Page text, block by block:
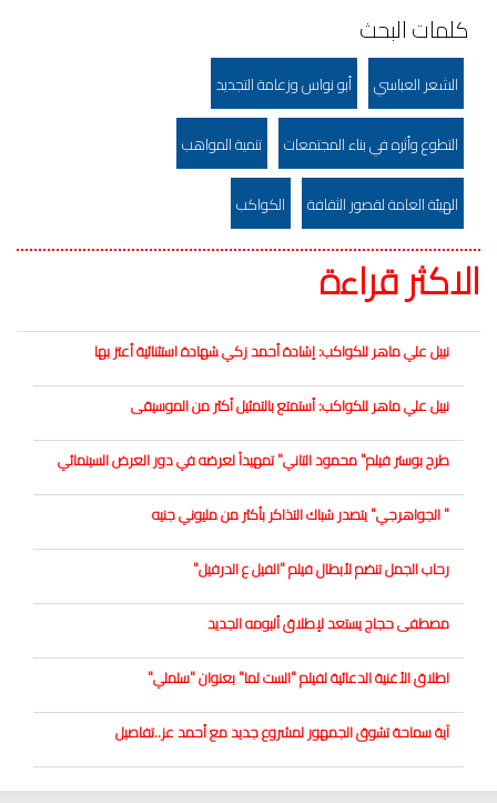
كلمات البحث
الشعر العباسي أبو نواس وزعامة التجديد
التطوع وأثره في بناء المجتمعات تنمية المواهب
الهيئة العامة لقصور الثقافة الكواكب
الاكثر قراءة
نبيل علي ماهر للكواكب: إشادة أحمد زكي شهادة استثنائية أعتز بها
نبيل علي ماهر للكواكب: أستمتع بالتمثيل أكثر من الموسيقى
طرح بوستر فيلم" محمود التاني" تمهيداً لعرضه في دور العرض السينمائي
" الجواهرجي" يتصدر شباك التذاكر بأكثر من مليوني جنيه
رحاب الجمل تنضم لأبطال فيلم "الفيل ع الدرفيل"
مصطفى حجاج يستعد لإطلاق ألبومه الجديد
اطلاق الأغنية الدعائية لفيلم "الست لما" بعنوان "سلملي"
آية سماحة تشوق الجمهور لمشروع جديد مع أحمد عز..تفاصيل